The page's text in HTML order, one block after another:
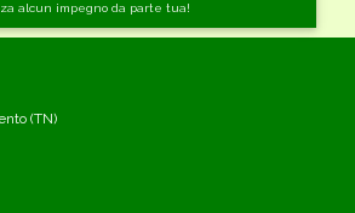
alcun impegno da parte tua!
(TN)